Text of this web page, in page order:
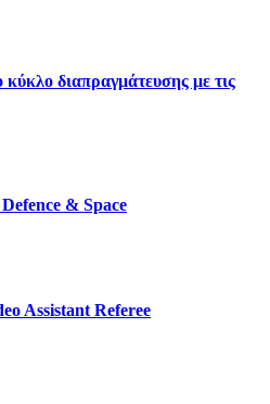
διαπραγμάτευσης με τις
& Space
Assistant Referee